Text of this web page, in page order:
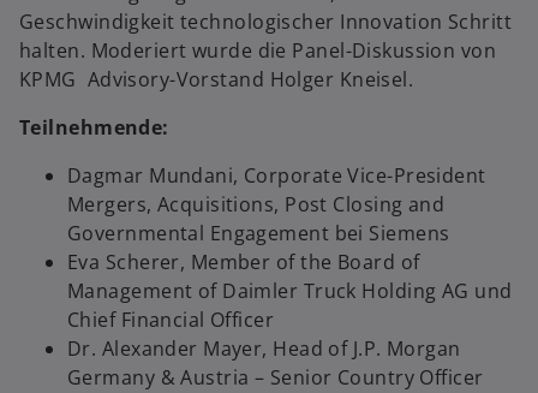
Geschwindigkeit technologischer Innovation Schritt
halten. Moderiert wurde die Panel-Diskussion von
KPMG Advisory-Vorstand Holger Kneisel.
Teilnehmende:
Dagmar Mundani, Corporate Vice-President
Mergers, Acquisitions, Post Closing and
Governmental Engagement bei Siemens
Eva Scherer, Member of the Board of
Management of Daimler Truck Holding AG und
Chief Financial Officer
Dr. Alexander Mayer, Head of J.P. Morgan
Germany & Austria – Senior Country Officer